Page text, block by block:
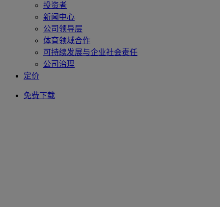
投资者
新闻中心
公司领导层
体育领域合作
可持续发展与企业社会责任
公司治理
定价
免费下载